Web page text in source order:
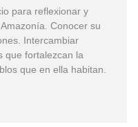
para reflexionar y
Conocer su
Intercambiar
que fortalezcan la
que en ella habitan.